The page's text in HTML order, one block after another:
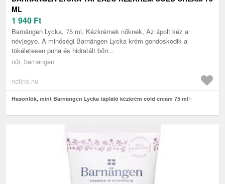
ML
1 940 Ft
Barnängen Lycka, 75 ml, Kézkrémek nőknek, Az ápolt kéz a
névjegye. A minőségi Barnängen Lycka krém gondoskodik a
tökéletesen puha és hidratált bőrr...
női, barnängen
notino.hu
Hasonlók, mint Barnängen Lycka tápláló kézkrém cold cream 75 ml